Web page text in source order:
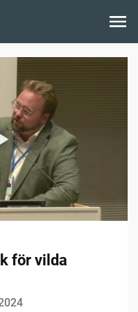
för vilda